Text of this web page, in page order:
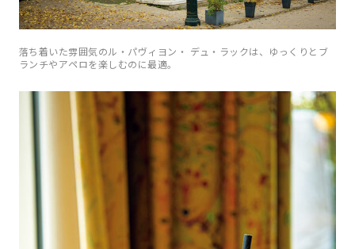
落ち着いた雰囲気のル・パヴィヨン・ デュ・ラックは、ゆっくりとブ
ランチやアペロを楽しむのに最適。